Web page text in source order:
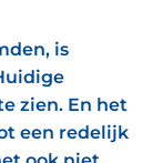
is
zien. En het
een redelijk